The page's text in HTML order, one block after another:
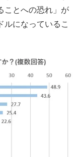
ことへの恐れ」が
ルになっているこ